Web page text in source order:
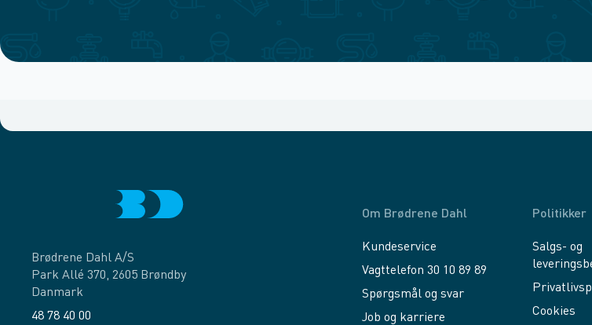
Brødrene Dahl A/S
Park Allé 370, 2605 Brøndby
Danmark
48 78 40 00
Om Brødrene Dahl
Kundeservice
Vagttelefon 30 10 89 89
Spørgsmål og svar
Job og karriere
Politikker
Salgs- og
Cookies